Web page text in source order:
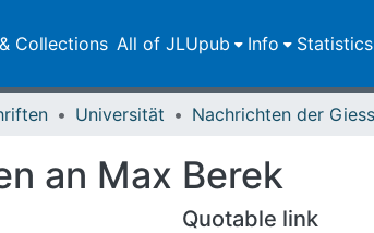
Collections All of JLUpub Info Statistics
Universität
an Max Berek
Quotable link